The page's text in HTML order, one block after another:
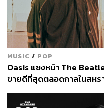
MUSIC / POP
Oasis แซงหน้า The
ขายดีที่สุดตลอดกาลในสหร